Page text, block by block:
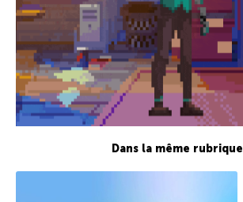
Dans la même rubrique